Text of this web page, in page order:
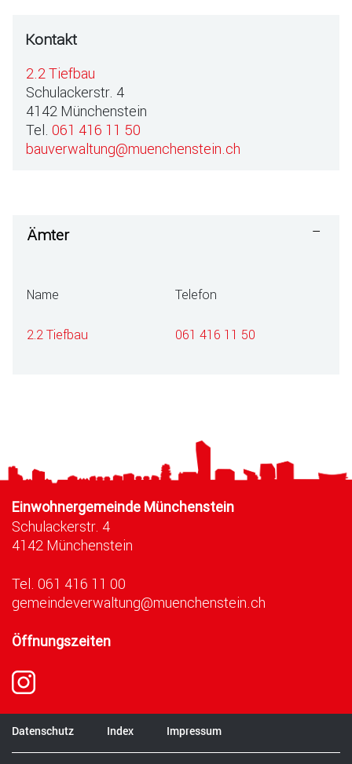
Kontakt
2.2 Tiefbau
Schulackerstr. 4
4142 Münchenstein
Tel. 061 416 11 50
bauverwaltung@muenchenstein.ch
Ämter
Name Telefon
2.2 Tiefbau 061 416 11 50
Fusszeile
Einwohnergemeinde Münchenstein
Schulackerstr. 4
4142 Münchenstein
Tel. 061 416 11 00
gemeindeverwaltung@muenchenstein.ch
Öffnungszeiten
Der Link öffnet sich in einem neuen Fenster.
Datenschutz Index Impressum